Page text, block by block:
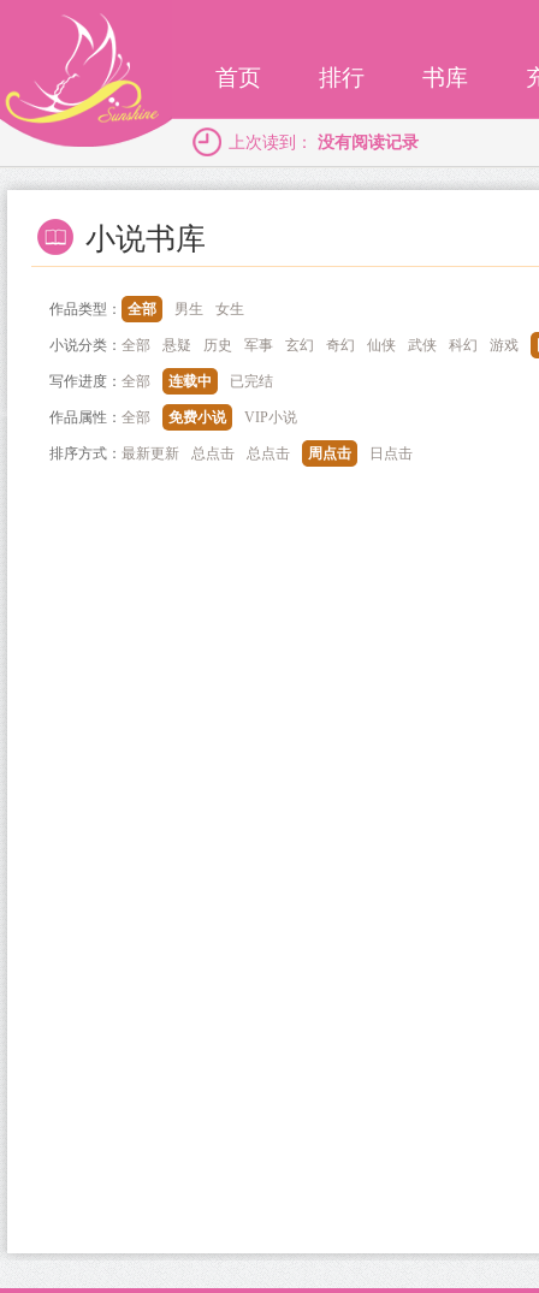
首页 排行 书库
上次读到： 没有阅读记录
小说书库
作品类型： 全部 男生 女生
小说分类： 全部 悬疑 历史 军事 玄幻 奇幻 仙侠 武侠 科幻 游戏
写作进度： 全部 连载中 已完结
作品属性： 全部 免费小说 VIP小说
排序方式： 最新更新 总点击 总点击 周点击 日点击